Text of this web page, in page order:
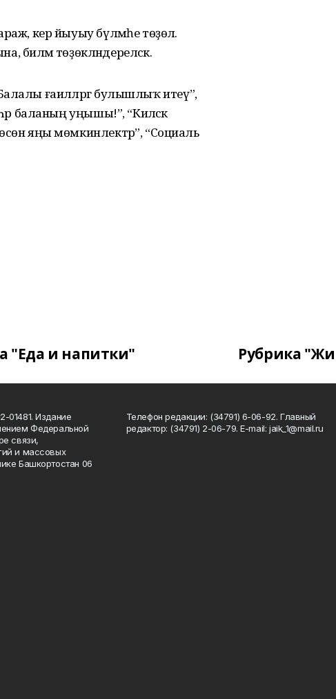
кер йыуыу бүлмәһе төҙөлә.
биләмә төҙөкләндереләсәк.
ғаиләләргә булышлыҡ итеү”,
баланың уңышы!”, “Киләсәк
яңы мөмкинлектәр”, “Социаль
"Еда и напитки" Рубрика
01481. Издание
Федеральной
связи,
и массовых
Башкортостан 06
Телефон редакции: (34791) 6-06-92. Главный
редактор: (34791) 2-06-79. Е-mаil: jaik_1@mail.ru